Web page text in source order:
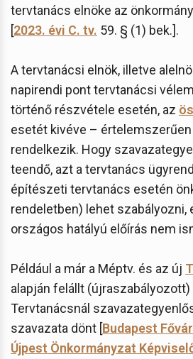
tervtanács elnöke az
[2023. évi C. tv. 59. § (1) bek.].
A tervtanácsi elnök, illetve
napirendi pont tervtanácsi
történő részvétele esetén, az
esetét kivéve –
rendelkezik. Hogy
teendő, azt a tervtanács
építészeti tervtanács esetén
rendeletben) lehet szabályozni,
országos hatályú előírás nem
Például a már a Méptv. és az új
alapján felállt
Tervtanácsnál
szavazata dönt [Budapest
Újpest Önkormányzat